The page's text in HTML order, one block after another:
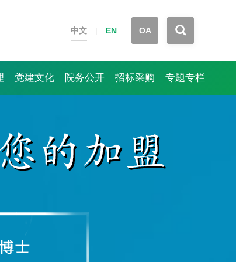


OA
中文 | EN
党建文化 院务公开 招标采购 专题专栏